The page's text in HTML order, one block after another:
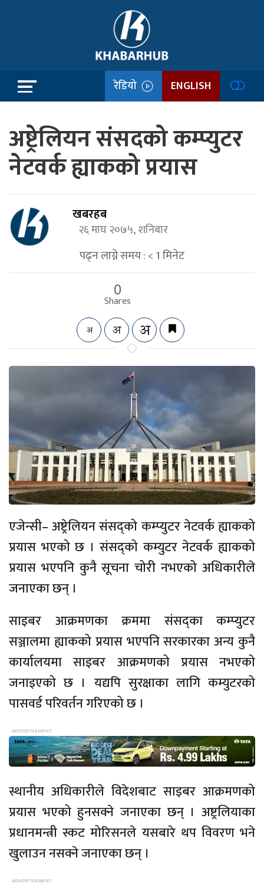
रेडियो ENGLISH
अष्ट्रेलियन संसदको कम्प्युटर
नेटवर्क ह्याकको प्रयास
खबरहब
२६ माघ २०७५, शनिबार
पढ्न लाग्ने समय :< 1मिनेट
0
Shares
एजेन्सी– अष्ट्रेलियन संसद्को कम्प्युटर नेटवर्क ह्याकको
प्रयास भएको छ । संसद्को कम्युटर नेटवर्क ह्याकको
प्रयास भएपनि कुनै सूचना चोरी नभएको अधिकारीले
जनाएका छन् ।
साइबर आक्रमणका क्रममा संसद्का कम्प्युटर
सञ्जालमा ह्याकको प्रयास भएपनि सरकारका अन्य कुनै
कार्यालयमा साइबर आक्रमणको प्रयास नभएको
जनाइएको छ । यद्यपि सुरक्षाका लागि कम्युटरको
पासवर्ड परिवर्तन गरिएको छ ।
स्थानीय अधिकारीले विदेशबाट साइबर आक्रमणको
प्रयास भएको हुनसक्ने जनाएका छन् । अष्ट्रलियाका
प्रधानमन्त्री स्कट मोरिसनले यसबारे थप विवरण भने
खुलाउन नसक्ने जनाएका छन् ।